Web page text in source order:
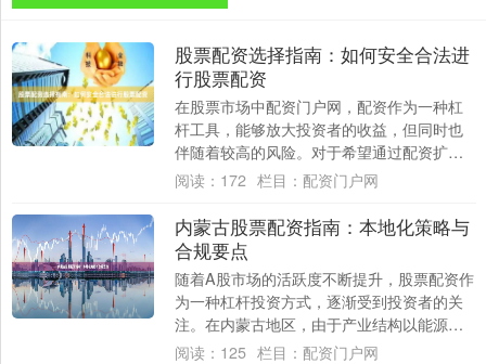
股票配资选择指南：如何安全合法进
行股票配资
在股票市场中配资门户网，配资作为一种杠
杆工具，能够放大投资者的收益，但同时也
伴随着较高的风险。对于希望通过配资扩大
投资规模的投资者来说，了解如何安全合法
阅读： 172 栏目： 配资门户网
内蒙古股票配资指南：本地化策略与
合规要点
随着A股市场的活跃度不断提升，股票配资作
为一种杠杆投资方式，逐渐受到投资者的关
注。在内蒙古地区，由于产业结构以能源、
农牧业为主，投资者在进行股票配资时需结
阅读： 125 栏目： 配资门户网